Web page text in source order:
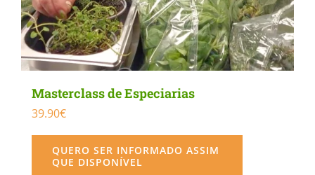
Masterclass de Especiarias
39.90€
QUERO SER INFORMADO ASSIM
QUE DISPONÍVEL